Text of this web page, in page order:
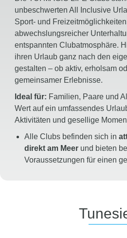
unbeschwerten All Inclusive
Sport- und
abwechslungsreicher
entspannten Clubatmosphäre.
ihren Urlaub ganz nach den
gestalten – ob aktiv, erholsam
gemeinsamer Erlebnisse.
Ideal für: Familien, Paare und
Wert auf ein umfassendes
Aktivitäten und gesellige
Alle Clubs befinden sich in
direkt am Meer und bieten
Voraussetzungen für einen
inkludierten Leistungen
Vielfältiges Sportangebot